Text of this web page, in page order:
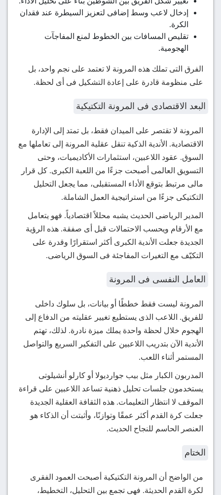
إدخال لاعب وسط إضافى لتعزيز السيطرة عند فقدان
الكرة.
تقليص المسافات بين الخطوط لمنع المفاجآت
الهجومية.
الفرق التى تملك هذه المرونة لا تعتمد على نجم واحد، بل
على منظومة قادرة على إعادة التشكيل فى أى لحظة.
البعد الاقتصادى فى المرونة التكتيكية
المرونة لا تقتصر على الميدان فقط، بل تمتد إلى الإدارة
الاقتصادية. الأندية الذكية تنقل عقلية المرونة إلى تعاملها مع
السوق. عقود اللاعبين، استثمارات الأكاديميات، وحتى
التسويق العالمى أصبحت جزءًا من اللعبة الكبرى. كل قرار
مالى مرتبط بتوقع الأداء المستقبلى، مما يجعل التحليل
التكتيكى جزءًا من استراتيجية العمل الشاملة.
المدير الرياضى الحديث يشبه محللاً اقتصادياً. فهو يتعامل
مع الأرقام ويحسب الاحتمالات قبل أى صفقة. هذه الرؤية
الجديدة جعلت الأندية الكبرى أكثر استقرارًا وقدرة على
التكيّف مع التغيرات المفاجئة فى السوق الرياضى.
العامل النفسى فى المرونة
المرونة ليست فقط خططًا أو بيانات، بل سلوك داخلى
للفريق. اللاعب الذى يستطيع تغيير عقليته من الدفاع إلى
الهجوم خلال لحظة واحدة يملك ميزة نادرة. لذلك، تهتم
الأندية الآن بتدريب اللاعبين على التفكير السريع والتواصل
المستمر أثناء اللعب.
المدربون الكبار مثل بيب جوارديولا أو كارلو أنشيلوتى
يستخدمون جلسات تحليل ذهنية تساعد اللاعبين على قراءة
الموقف لا انتظار التعليمات. هذه الثقافة العقلية الجديدة
جعلت كرة القدم أكثر عمقًا وتوازنًا، وأثبتت أن الذكاء هو
العنصر الحاسم للنجاح الحديث.
الختام
من الواضح أن المرونة التكتيكية أصبحت العمود الفقرى
لكرة القدم الحديثة. فهى تجمع بين التحليل، التخطيط،